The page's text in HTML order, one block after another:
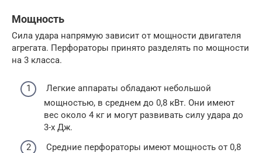
Мощность
Сила удара напрямую зависит от мощности двигателя
агрегата. Перфораторы принято разделять по мощности
на 3 класса.
Легкие аппараты обладают небольшой
мощностью, в среднем до 0,8 кВт. Они имеют
вес около 4 кг и могут развивать силу удара до
3-х Дж.
Средние перфораторы имеют мощность от 0,8